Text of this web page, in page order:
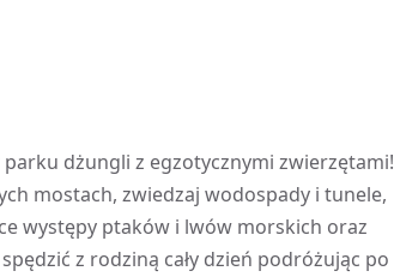
dżungli z egzotycznymi zwierzętami!
mostach, zwiedzaj wodospady i tunele,
występy ptaków i lwów morskich oraz
z rodziną cały dzień podróżując po